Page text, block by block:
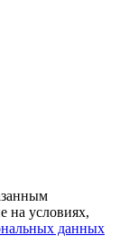
на условиях,
данных